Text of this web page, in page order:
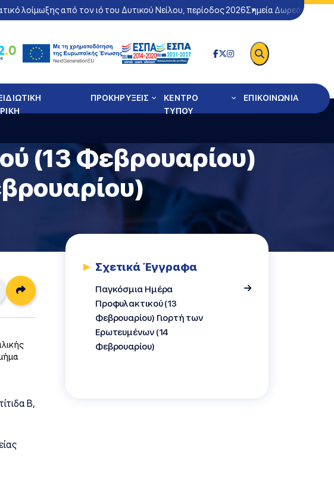
λοίμωξης από τον ιό του Δυτικού Νείλου, περίοδος 2026Σημεία Δωρεάν
ΠΡΟΚΗΡΥΞΕΙΣ
ΚΕΝΤΡΟ
ΤΥΠΟΥ
ΕΠΙΚΟΙΝΩΝΙΑ
(13 Φεβρουαρίου)
Διαμοιρασμός
Β,
Σχετικά Έγγραφα
Παγκόσμια Ημέρα
Προφυλακτικού (13
Φεβρουαρίου) Γιορτή των
Ερωτευμένων (14
Φεβρουαρίου)